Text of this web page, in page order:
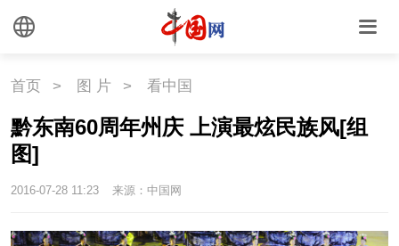
草原
联盟 心理
首页 > 图 片 > 看中国
黔东南60周年州庆 上演最炫民族风[组
图]
2016-07-28 11:23 来源：中国网